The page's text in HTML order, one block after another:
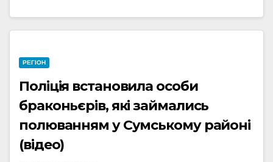
РЕГІОН
Поліція встановила особи
браконьєрів, які займались
полюванням у Сумському районі
(відео)